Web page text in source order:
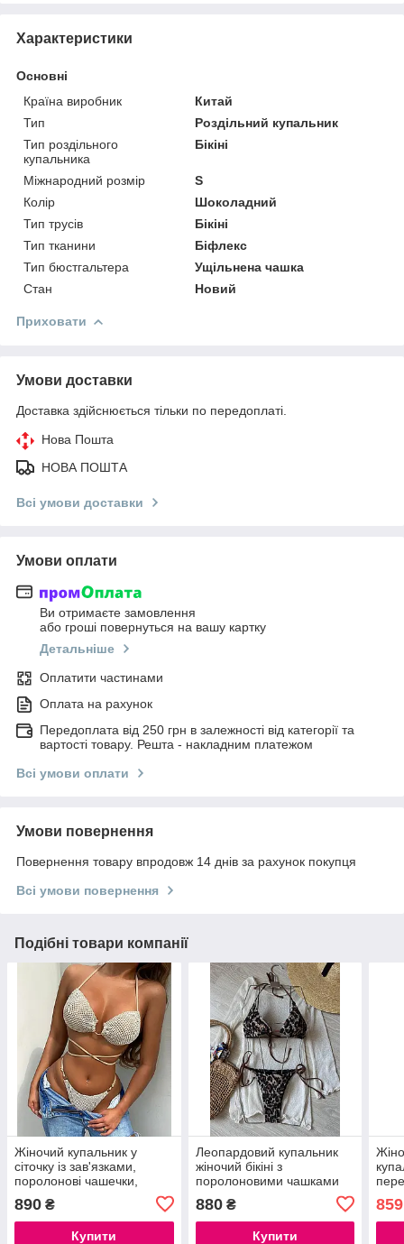
Характеристики
Основні
Країна виробник
Китай
Тип
Роздільний купальник
Тип роздільного
купальника
Бікіні
Міжнародний розмір
S
Колір
Шоколадний
Тип трусів
Бікіні
Тип тканини
Біфлекс
Тип бюстгальтера
Ущільнена чашка
Стан
Новий
Приховати
Умови доставки
Доставка здійснюється тільки по передоплаті.
Нова Пошта
НОВА ПОШТА
Всі умови доставки
Умови оплати
Ви отримаєте замовлення
або гроші повернуться на вашу картку
Детальніше
Оплатити частинами
Оплата на рахунок
Передоплата від 250 грн в залежності від категорії та
вартості товару. Решта - накладним платежом
Всі умови оплати
Умови повернення
Повернення товару впродовж 14 днів за рахунок покупця
Всі умови повернення
Подібні товари компанії
Жіночий купальник у
сіточку із зав'язками,
поролонові чашечки,
тканину біфлекс, розміри
S M L
890 ₴
Купити
Леопардовий купальник
жіночий бікіні з
поролоновими чашками
розмір S, M, L
880₴
Купити
S,
859